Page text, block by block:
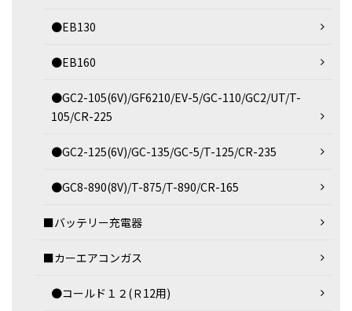
●EB130
●EB160
●GC2-105(6V)/GF6210/EV-5/GC-110/GC2/UT/T-
105/CR-225
●GC2-125(6V)/GC-135/GC-5/T-125/CR-235
●GC8-890(8V)/T-875/T-890/CR-165
■バッテリー充電器
■カーエアコンガス
●コールド１２(Ｒ12用)